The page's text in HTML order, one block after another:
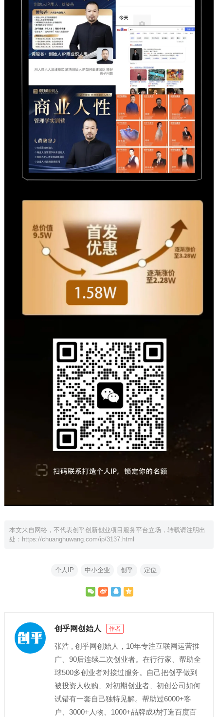
本文来自网络，不代表创乎创新创业项目服务平台立场，转载请注明出
处： https://chuanghuwang.com/ip/3137.html
个人IP 中小企业 创乎 定位
创乎网创始人 作者
张浩 , 创乎网创始人，10年专注互联网运营推
广、90后连续二次创业者。在行行家、帮助全
球500多创业者对接过服务。自己把创乎做到
被投资人收购、对初期创业者、初创公司如何
试错有一套自己独特见解。帮助过6000+客
户、3000+人物、1000+品牌成功打造百度百